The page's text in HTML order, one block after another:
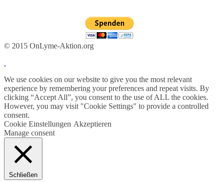
© 2015 OnLyme-Aktion.org
We use cookies on our website to give you the most relevant
experience by remembering your preferences and repeat visits. By
clicking “Accept All”, you consent to the use of ALL the cookies.
However, you may visit "Cookie Settings" to provide a controlled
consent.
Cookie Einstellungen Akzeptieren
Manage consent
Schließen